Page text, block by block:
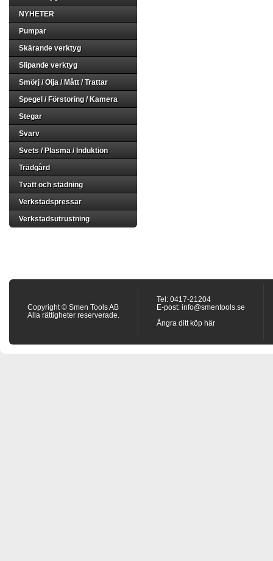
NYHETER
Pumpar
Skärande verktyg
Slipande verktyg
Smörj / Olja / Mått / Trattar
Spegel / Förstoring / Kamera
Stegar
Svarv
Svets / Plasma / Induktion
Trädgård
Tvätt och städning
Verkstadspressar
Verkstadsutrustning
Copyright © Smen Tools AB
Alla rättigheter reserverade.
Tel: 0417-21204
E-post: info@smentools.se
Ångra ditt köp här